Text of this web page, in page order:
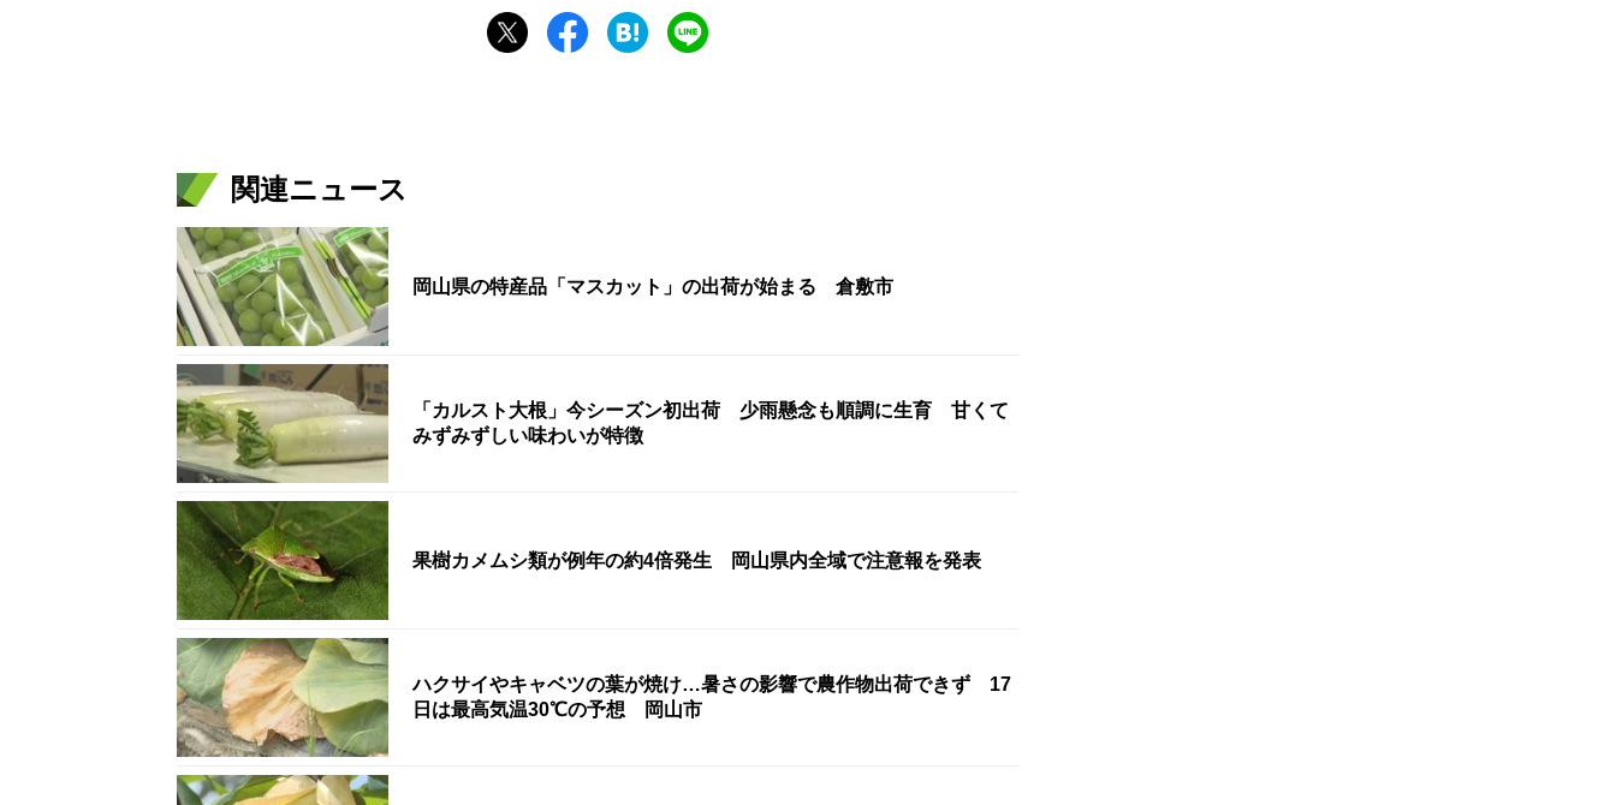
関連ニュース
岡山県の特産品「マスカット」の出荷が始まる 倉敷市
「カルスト大根」今シーズン初出荷 少雨懸念も順調に生育 甘くて
みずみずしい味わいが特徴
果樹カメムシ類が例年の約4倍発生 岡山県内全域で注意報を発表
ハクサイやキャベツの葉が焼け…暑さの影響で農作物出荷できず 17
日は最高気温30℃の予想 岡山市